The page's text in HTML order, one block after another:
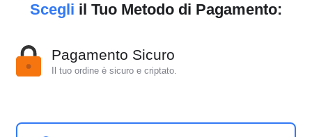
Scegli il Tuo Metodo di Pagamento:
Pagamento Sicuro
Il tuo ordine è sicuro e criptato.